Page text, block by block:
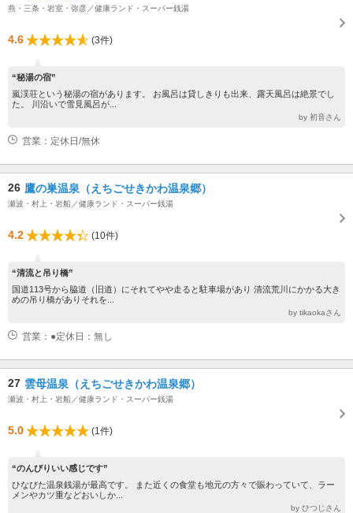
燕・三条・岩室・弥彦／健康ランド・スーパー銭湯
4.6 (3件)
“秘湯の宿”
嵐渓荘という秘湯の宿があります。 お風呂は貸しきりも出来、露天風呂は絶景でし
た。 川沿いで雪見風呂が...
by 初音さん
営業：定休日/無休
26 鷹の巣温泉（えちごせきかわ温泉郷）
瀬波・村上・岩船／健康ランド・スーパー銭湯
4.2 (10件)
“清流と吊り橋”
国道113号から脇道（旧道）にそれてやや走ると駐車場があり 清流荒川にかかる大き
めの吊り橋がありそれを...
by tikaokaさん
営業：●定休日：無し
27 雲母温泉（えちごせきかわ温泉郷）
瀬波・村上・岩船／健康ランド・スーパー銭湯
5.0 (1件)
“のんびりいい感じです”
ひなびた温泉銭湯が最高です。 また近くの食堂も地元の方々で賑わっていて、ラー
メンやカツ重などおいしか...
by ひつじさん